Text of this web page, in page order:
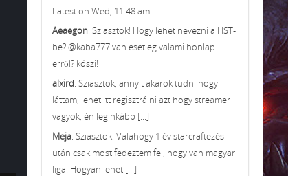
Latest on Wed, 11:48 am
Aeaegon: Sziasztok! Hogy lehet nevezni a HST-
be? @kaba777 van esetleg valami honlap
erről? köszi!
alxird: Sziasztok, annyit akarok tudni hogy
láttam, lehet itt regisztrálni azt hogy streamer
vagyok, én leginkább [...]
Meja: Sziasztok! Valahogy 1 év starcraftezés
után csak most fedeztem fel, hogy van magyar
liga. Hogyan lehet [...]